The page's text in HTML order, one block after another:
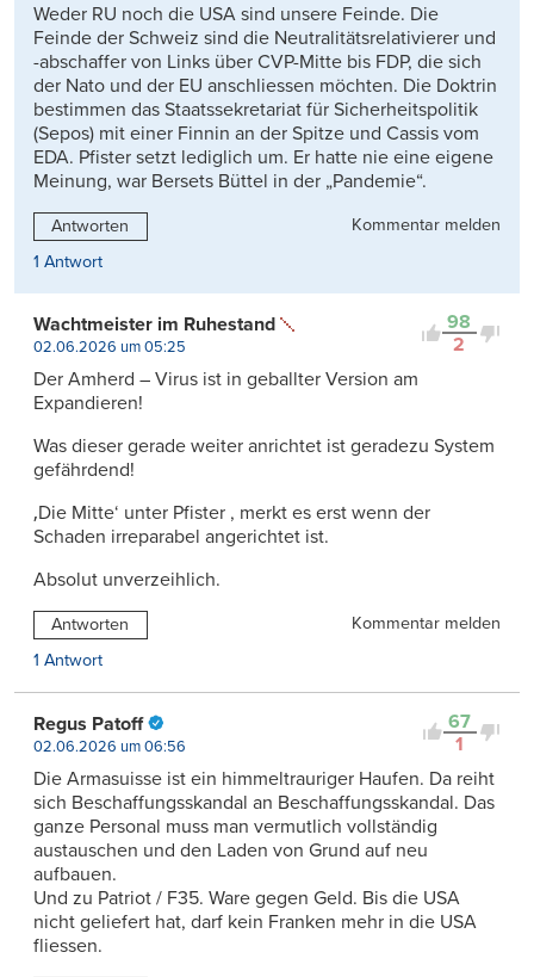
Weder RU noch die USA sind unsere Feinde. Die
Feinde der Schweiz sind die Neutralitätsrelativierer und
-abschaffer von Links über CVP-Mitte bis FDP, die sich
der Nato und der EU anschliessen möchten. Die Doktrin
bestimmen das Staatssekretariat für Sicherheitspolitik
(Sepos) mit einer Finnin an der Spitze und Cassis vom
EDA. Pfister setzt lediglich um. Er hatte nie eine eigene
Meinung, war Bersets Büttel in der „Pandemie“.
Antworten
Kommentar melden
1 Antwort
98
2
Wachtmeister im Ruhestand
02.06.2026 um 05:25
Der Amherd – Virus ist in geballter Version am
Expandieren!
Was dieser gerade weiter anrichtet ist geradezu System
gefährdend!
‚Die Mitte‘ unter Pfister , merkt es erst wenn der
Schaden irreparabel angerichtet ist.
Absolut unverzeihlich.
Antworten
Kommentar melden
1 Antwort
67
1
Regus Patoff
02.06.2026 um 06:56
Die Armasuisse ist ein himmeltrauriger Haufen. Da reiht
sich Beschaffungsskandal an Beschaffungsskandal. Das
ganze Personal muss man vermutlich vollständig
austauschen und den Laden von Grund auf neu
aufbauen.
Und zu Patriot / F35. Ware gegen Geld. Bis die USA
nicht geliefert hat, darf kein Franken mehr in die USA
fliessen.